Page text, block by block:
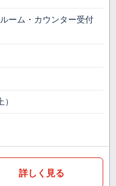
ーム・カウンター受付
詳しく見る